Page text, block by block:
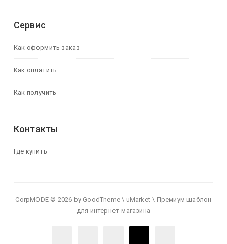
Сервис
Как оформить заказ
Как оплатить
Как получить
Контакты
Где купить
CorpMODE © 2026 by GoodTheme \ uMarket \ Премиум шаблон
для интернет-магазина